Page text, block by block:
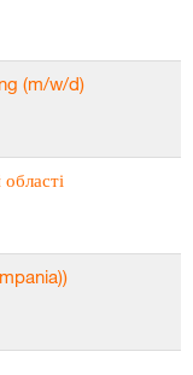
(m/w/d)